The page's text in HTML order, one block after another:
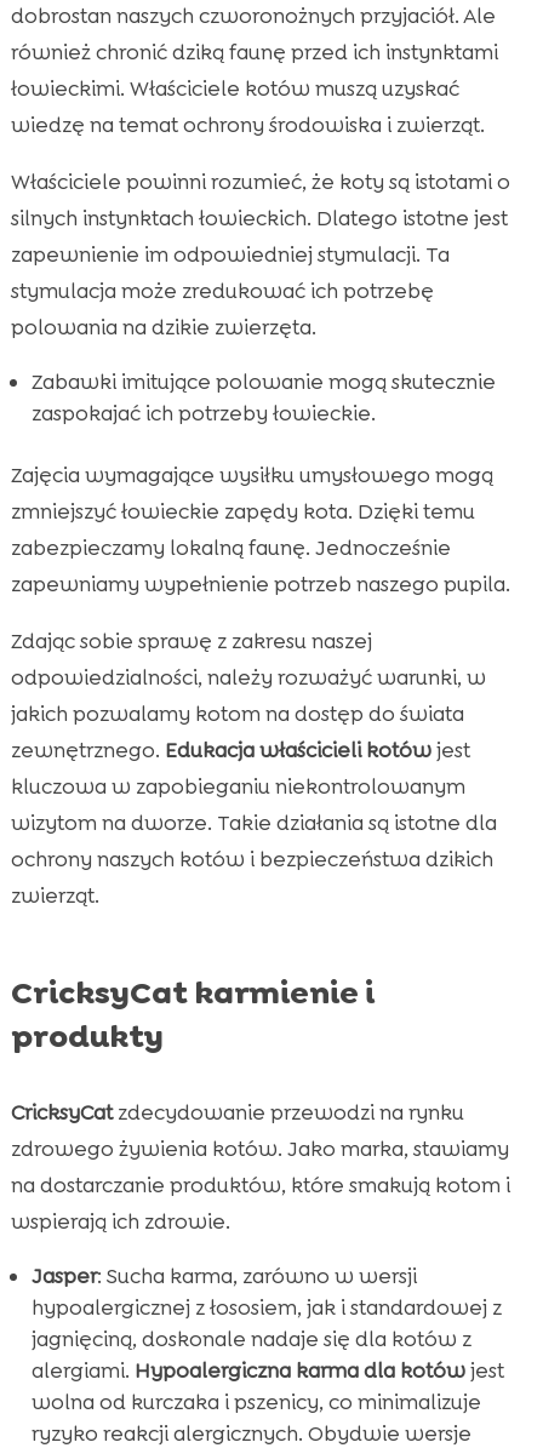
dobrostan naszych czworonożnych przyjaciół. Ale
również chronić dziką faunę przed ich instynktami
łowieckimi. Właściciele kotów muszą uzyskać
wiedzę na temat ochrony środowiska i zwierząt.
Właściciele powinni rozumieć, że koty są istotami o
silnych instynktach łowieckich. Dlatego istotne jest
zapewnienie im odpowiedniej stymulacji. Ta
stymulacja może zredukować ich potrzebę
polowania na dzikie zwierzęta.
Zabawki imitujące polowanie mogą skutecznie
zaspokajać ich potrzeby łowieckie.
Zajęcia wymagające wysiłku umysłowego mogą
zmniejszyć łowieckie zapędy kota. Dzięki temu
zabezpieczamy lokalną faunę. Jednocześnie
zapewniamy wypełnienie potrzeb naszego pupila.
Zdając sobie sprawę z zakresu naszej
odpowiedzialności, należy rozważyć warunki, w
jakich pozwalamy kotom na dostęp do świata
zewnętrznego. Edukacja właścicieli kotówjest
kluczowa w zapobieganiu niekontrolowanym
wizytom na dworze. Takie działania są istotne dla
ochrony naszych kotów i bezpieczeństwa dzikich
zwierząt.
CricksyCat karmienie i
produkty
CricksyCatzdecydowanie przewodzi na rynku
zdrowego żywienia kotów. Jako marka, stawiamy
na dostarczanie produktów, które smakują kotom i
wspierają ich zdrowie.
Jasper: Sucha karma, zarówno w wersji
hypoalergicznej z łososiem, jak i standardowej z
jagnięciną, doskonale nadaje się dla kotów z
alergiami. Hypoalergiczna karma dla kotówjest
wolna od kurczaka i pszenicy, co minimalizuje
ryzyko reakcji alergicznych. Obydwie wersje